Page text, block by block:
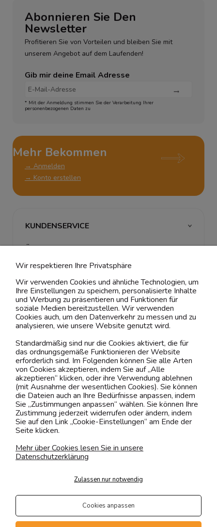
Abonnieren Sie Den
Newsletter
Profitieren Sie von Vorteilen und bleiben Sie mit
unserem Angebot auf dem Laufenden!
Gib mir deine Email Adresse
* Mit der Anmeldung stimmen Sie der Verarbeitung Ihrer
personenbezogenen Daten zu
Mehr Bekommen
→ Anmelden
→ Konto erstellen
Kontaktiere uns!
0151 12200811
shop@yourhouse24.eu
Mo. - Fr. 07:00-15:00
KUNDENSERVICE
ÜBER UNS & RECHTLICHES
MEIN ACCOUNT
BELIEBTE KATEGORIEN
Transportarten
Der Versand erfolgt per
private Spedition
Geprüfte Präsenz
Wir respektieren Ihre Privatsphäre
Wir verwenden Cookies und ähnliche Technologien, um
Ihre Einstellungen zu speichern, personalisierte Inhalte
und Werbung zu präsentieren und Funktionen für
soziale Medien bereitzustellen. Wir verwenden
Cookies auch, um den Datenverkehr zu messen und zu
analysieren, wie unsere Website genutzt wird.
Standardmäßig sind nur die Cookies aktiviert, die für
das ordnungsgemäße Funktionieren der Website
erforderlich sind. Im Folgenden können Sie alle Arten
von Cookies akzeptieren, indem Sie auf „Alle
akzeptieren“ klicken, oder ihre Verwendung ablehnen
(mit Ausnahme der wesentlichen Cookies). Sie können
die Dateien auch an Ihre Bedürfnisse anpassen, indem
Sie „Zustimmungen anpassen“ wählen. Sie können Ihre
Zustimmung jederzeit widerrufen oder ändern, indem
Sie auf den Link „Cookie-Einstellungen“ am Ende der
Seite klicken.
Mehr über Cookies lesen Sie in unsere
Datenschutzerklärung
Zulassen nur notwendig
Cookies anpassen